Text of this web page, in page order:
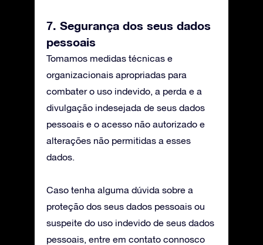
7. Segurança dos seus dados
pessoais
Tomamos medidas técnicas e
organizacionais apropriadas para
combater o uso indevido, a perda e a
divulgação indesejada de seus dados
pessoais e o acesso não autorizado e
alterações não permitidas a esses
dados.
Caso tenha alguma dúvida sobre a
proteção dos seus dados pessoais ou
suspeite do uso indevido de seus dados
pessoais, entre em contato connosco